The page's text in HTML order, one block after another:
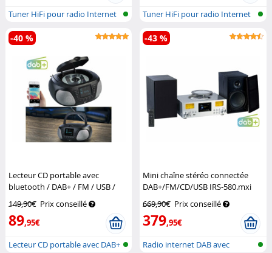
Tuner HiFi pour radio Internet
et D...
Tuner HiFi pour radio Internet
et D...
Lecteur CD portable avec
bluetooth / DAB+ / FM / USB /
149,90€ Prix conseillé
89,95€
-40 %
Lecteur CD portable avec DAB+
Mini chaîne stéréo connectée
DAB+/FM/CD/USB IRS-580.mxi
VR-Radio
669,90€ Prix conseillé
379,95€
-43 %
Radio internet DAB avec